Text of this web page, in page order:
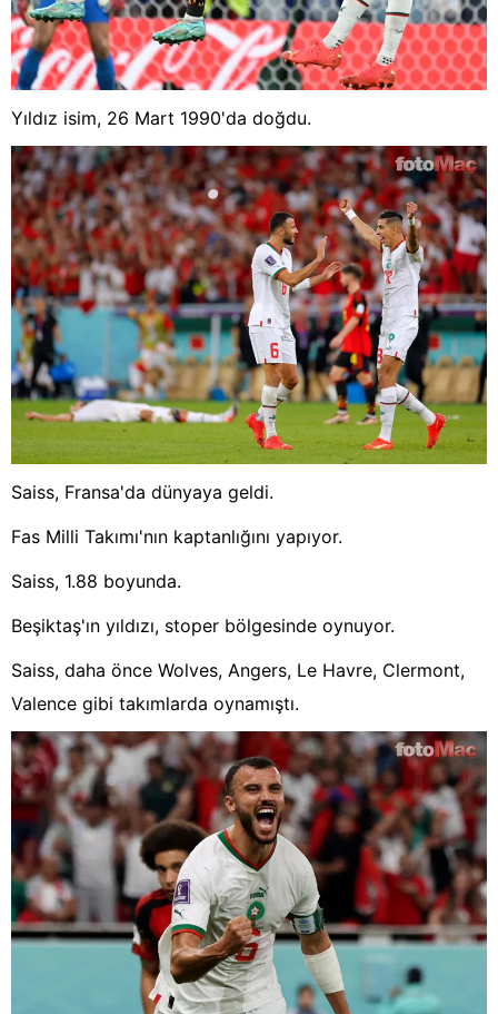
Yıldız isim, 26 Mart 1990'da doğdu.
Saiss, Fransa'da dünyaya geldi.
Fas Milli Takımı'nın kaptanlığını yapıyor.
Saiss, 1.88 boyunda.
Beşiktaş'ın yıldızı, stoper bölgesinde oynuyor.
Saiss, daha önce Wolves, Angers, Le Havre, Clermont,
Valence gibi takımlarda oynamıştı.